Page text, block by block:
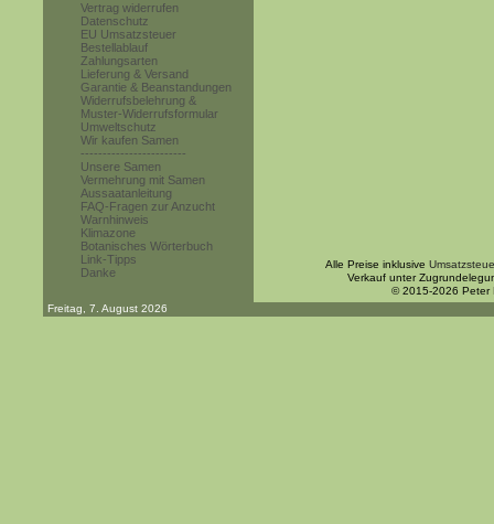
Vertrag widerrufen
Datenschutz
EU Umsatzsteuer
Bestellablauf
Zahlungsarten
Lieferung & Versand
Garantie & Beanstandungen
Widerrufsbelehrung &
Muster-Widerrufsformular
Umweltschutz
Wir kaufen Samen
------------------------
Unsere Samen
Vermehrung mit Samen
Aussaatanleitung
FAQ-Fragen zur Anzucht
Warnhinweis
Klimazone
Botanisches Wörterbuch
Link-Tipps
Danke
Alle Preise inklusive
Verkauf unter
© 2015-2026 Peter
Freitag, 7. August 2026